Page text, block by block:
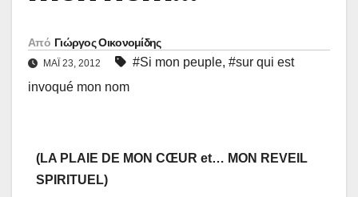
Από Γιώργος Οικονομίδης
ΜΑΪ́ 23, 2012 #Si mon peuple, #sur qui est
invoqué mon nom
(LA PLAIE DE MON CŒUR et… MON REVEIL
SPIRITUEL)